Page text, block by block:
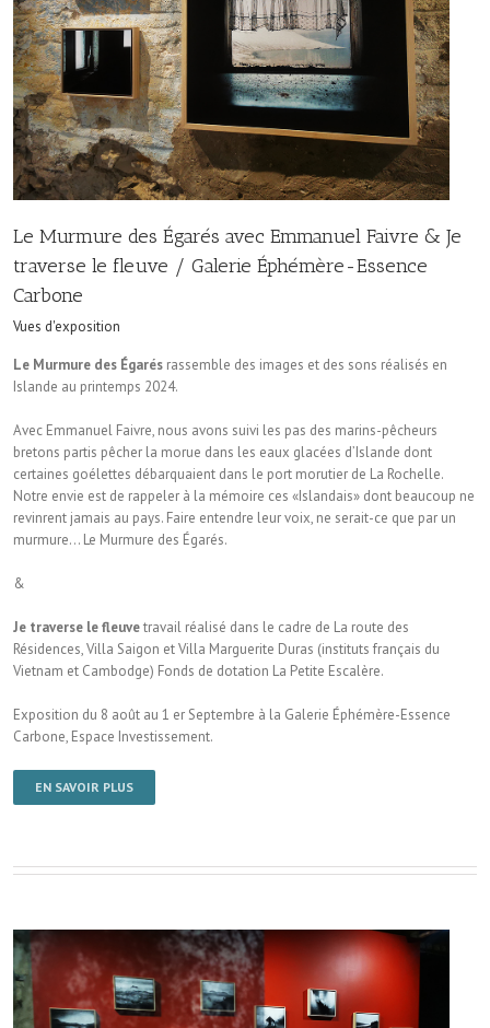
Le Murmure des Égarés avec Emmanuel Faivre & Je
traverse le fleuve / Galerie Éphémère-Essence
Carbone
Vues d'exposition
Le Murmure des Égarés rassemble des images et des sons réalisés en
Islande au printemps 2024.
Avec Emmanuel Faivre, nous avons suivi les pas des marins-pêcheurs
bretons partis pêcher la morue dans les eaux glacées d’Islande dont
certaines goélettes débarquaient dans le port morutier de La Rochelle.
Notre envie est de rappeler à la mémoire ces «Islandais» dont beaucoup ne
revinrent jamais au pays. Faire entendre leur voix, ne serait-ce que par un
murmure… Le Murmure des Égarés.
&
Je traverse le fleuvetravail réalisé dans le cadre de La route des
Résidences, Villa Saigon et Villa Marguerite Duras (instituts français du
Vietnam et Cambodge) Fonds de dotation La Petite Escalère.
Exposition du 8 août au 1 er Septembre à la Galerie Éphémère-Essence
Carbone, Espace Investissement.
EN SAVOIR PLUS